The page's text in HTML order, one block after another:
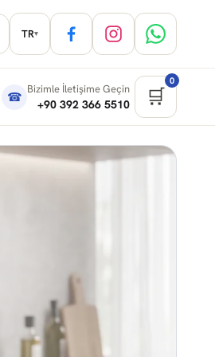
TR▾
☎
Bizimle İletişime Geçin
+90 392 366 5510 🛒
0